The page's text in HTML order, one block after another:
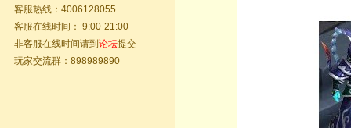
客服热线：4006128055
客服在线时间： 9:00-21:00
非客服在线时间请到 论坛提交
玩家交流群：898989890